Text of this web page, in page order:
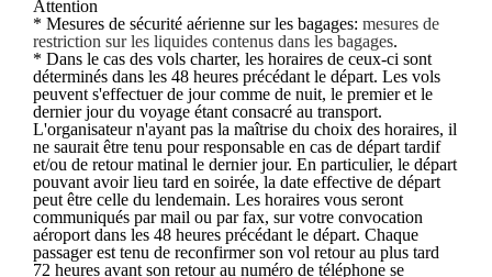
Attention
* Mesures de sécurité aérienne sur les bagages: mesures de
restriction sur les liquides contenus dans les bagages.
* Dans le cas des vols charter, les horaires de ceux-ci sont
déterminés dans les 48 heures précédant le départ. Les vols
peuvent s'effectuer de jour comme de nuit, le premier et le
dernier jour du voyage étant consacré au transport.
L'organisateur n'ayant pas la maîtrise du choix des horaires, il
ne saurait être tenu pour responsable en cas de départ tardif
et/ou de retour matinal le dernier jour. En particulier, le départ
pouvant avoir lieu tard en soirée, la date effective de départ
peut être celle du lendemain. Les horaires vous seront
communiqués par mail ou par fax, sur votre convocation
aéroport dans les 48 heures précédant le départ. Chaque
passager est tenu de reconfirmer son vol retour au plus tard
72 heures avant son retour au numéro de téléphone se